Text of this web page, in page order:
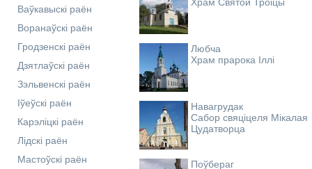
Ваўкавыскі раён
Воранаўскі раён
Гродзенскі раён
Дзятлаўскі раён
Зэльвенскі раён
Іўеўскі раён
Карэліцкі раён
Лідскі раён
Мастоўскі раён
Любча
Храм прарока Іллі
Навагрудак
Сабор свяціцеля Мікалая
Цудатворца
Поўбераг